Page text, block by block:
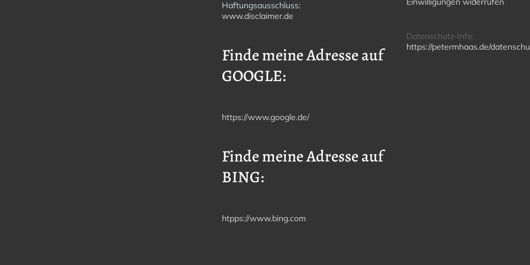
Haftungsausschluss:
www.disclaimer.de
Finde meine Adresse auf
GOOGLE:
https://www.google.de/
Finde meine Adresse auf
BING:
htpps://www.bing.com
Datenschutz-Info:
https://petermhaas.de/